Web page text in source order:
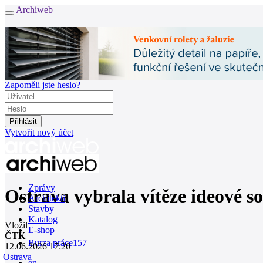
Archiweb
Zapoměli jste heslo?
Vytvořit nový účet
Zprávy
Architekti
Stavby
Katalog
E-shop
Burza práce157
Ostrava vybrala vítěze ideové
Vložil
ČTK
12.06.2026 17:20
Ostrava